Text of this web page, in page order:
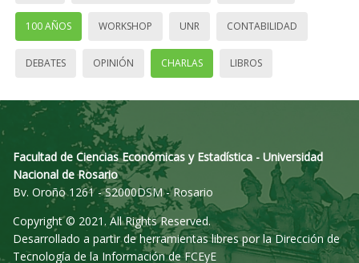
100 AÑOS WORKSHOP UNR CONTABILIDAD
DEBATES OPINIÓN CHARLAS LIBROS
Facultad de Ciencias Económicas y Estadística - Universidad
Nacional de Rosario
Bv. Oroño 1261 - S2000DSM - Rosario
Copyright © 2021. All Rights Reserved.
Desarrollado a partir de herramientas libres por la Dirección de
Tecnología de la Información de FCEyE